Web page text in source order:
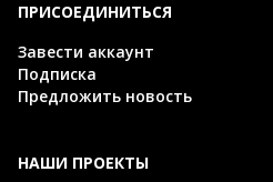
ПРИСОЕДИНИТЬСЯ
Завести аккаунт
Подписка
Предложить новость
НАШИ ПРОЕКТЫ